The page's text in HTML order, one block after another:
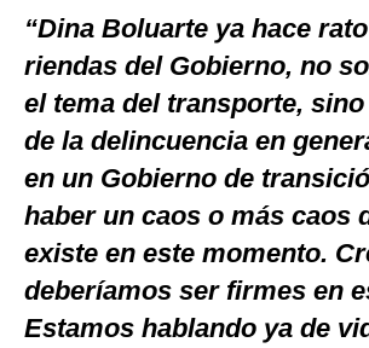
“Dina Boluarte ya hace
riendas del Gobierno, no
el tema del transporte,
de la delincuencia en
en un Gobierno de
haber un caos o más caos
existe en este momento.
deberíamos ser firmes en
Estamos hablando ya de